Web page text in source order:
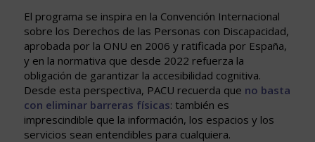
El programa se inspira en la Convención Internacional
sobre los Derechos de las Personas con Discapacidad,
aprobada por la ONU en 2006 y ratificada por España,
y en la normativa que desde 2022 refuerza la
obligación de garantizar la accesibilidad cognitiva.
Desde esta perspectiva, PACU recuerda que no basta
con eliminar barreras físicas: también es
imprescindible que la información, los espacios y los
servicios sean entendibles para cualquiera.